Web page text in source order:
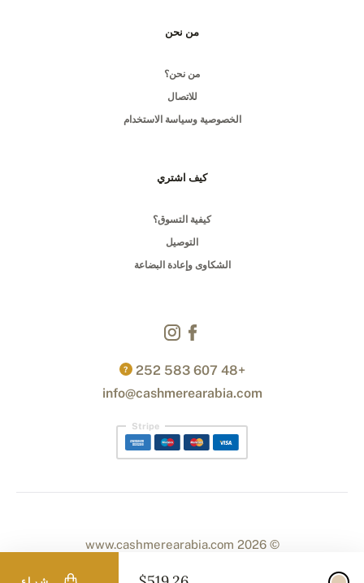
من نحن
من نحن؟
للاتصال
الخصوصية وسياسة الاستخدام
كيف اشتري
كيفية التسوق؟
التوصيل
الشكاوى وإعادة البضاعة
+48 607 583 252
?
info@cashmerearabia.com
Stripe
© 2026 www.cashmerearabia.com